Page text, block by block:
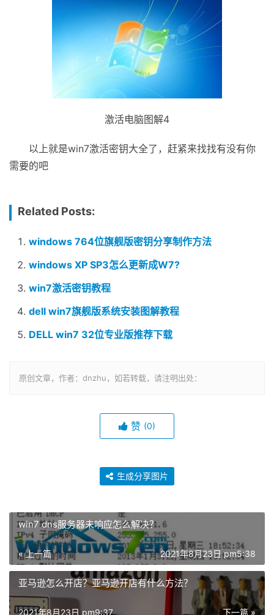
激活电脑图解4
以上就是win7激活密钥大全了，赶紧来找找有没有你
需要的吧
Related Posts:
windows 764位旗舰版密钥分享制作方法
windows XP SP3怎么更新成W7?
win7激活密钥教程
dell win7旗舰版系统安装图解教程
DELL win7 32位专业版推荐下载
原创文章，作者：dnzhu，如若转载，请注明出处：
赞 (0)
生成分享图片
win7 dns服务器未响应怎么解决？
« 上一篇 2021年8月23日 pm5:38
亚马逊怎么开店？亚马逊开店有什么方法？
下一篇 »
2021年8月23日 pm9:37